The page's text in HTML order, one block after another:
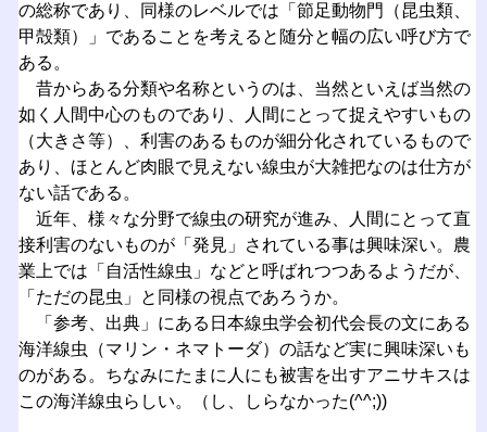
の総称であり、同様のレベルでは「節足動物門（昆虫類、
甲殻類）」であることを考えると随分と幅の広い呼び方で
ある。
昔からある分類や名称というのは、当然といえば当然の
如く人間中心のものであり、人間にとって捉えやすいもの
（大きさ等）、利害のあるものが細分化されているもので
あり、ほとんど肉眼で見えない線虫が大雑把なのは仕方が
ない話である。
近年、様々な分野で線虫の研究が進み、人間にとって直
接利害のないものが「発見」されている事は興味深い。農
業上では「自活性線虫」などと呼ばれつつあるようだが、
「ただの昆虫」と同様の視点であろうか。
「参考、出典」にある日本線虫学会初代会長の文にある
海洋線虫（マリン・ネマトーダ）の話など実に興味深いも
のがある。ちなみにたまに人にも被害を出すアニサキスは
この海洋線虫らしい。（し、しらなかった(^^;))